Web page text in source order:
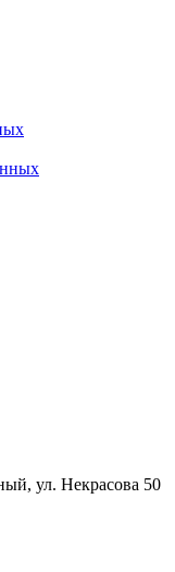
, ул. Некрасова 50